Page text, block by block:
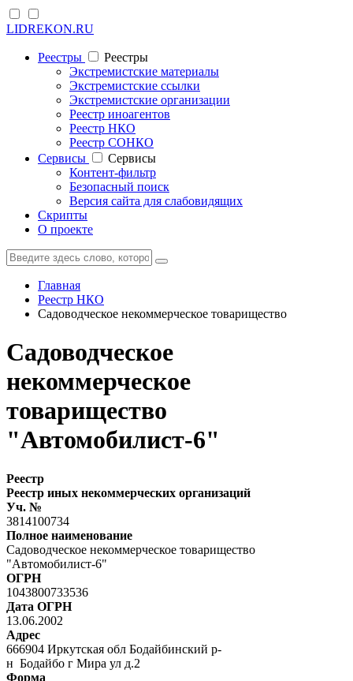
LIDREKON.RU
Реестры
Реестры
Экстремистские материалы
Экстремистские ссылки
Экстремистские организации
Реестр иноагентов
Реестр НКО
Реестр СОНКО
Cервисы
Cервисы
Контент-фильтр
Безопасный поиск
Версия сайта для слабовидящих
Скрипты
О проекте
Главная
Реестр НКО
Садоводческое некоммерческое товарищество
Садоводческое
некоммерческое
товарищество
"Автомобилист-6"
Реестр
Реестр иных некоммерческих организаций
Уч. №
3814100734
Полное наименование
Садоводческое некоммерческое товарищество
"Автомобилист-6"
ОГРН
1043800733536
Дата ОГРН
13.06.2002
Адрес
666904 Иркутская обл Бодайбинский р-
н Бодайбо г Мира ул д.2
Форма